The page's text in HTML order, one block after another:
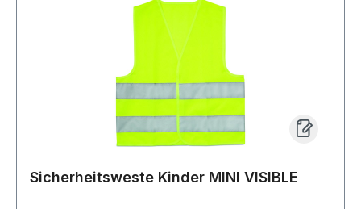
Sicherheitsweste Kinder MINI VISIBLE